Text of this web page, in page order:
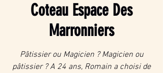
Coteau Espace Des
Marronniers
Pâtissier ou Magicien ? Magicien ou
pâtissier ? A 24 ans, Romain a choisi de